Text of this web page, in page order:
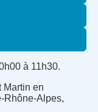
à 11h30.
Martin en
Rhône-Alpes,